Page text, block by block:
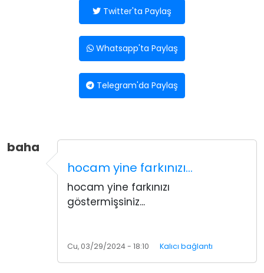
Twitter'ta Paylaş
Whatsapp'ta Paylaş
Telegram'da Paylaş
baha
hocam yine farkınızı…
hocam yine farkınızı
göstermişsiniz...
Cu, 03/29/2024 - 18:10 Kalıcı bağlantı